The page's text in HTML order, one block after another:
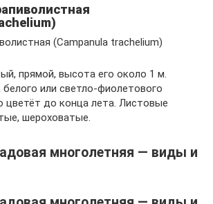
)
(Campanula trachelium)
прямой, высота его около 1 м.
или светло-фиолетового
цветёт до конца лета. Листовые
шероховатые.
многолетняя — виды и